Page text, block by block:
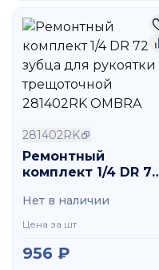
281402RK
Ремонтный
комплект 1/4 DR 72
рукоятки
трещоточной
Нет в наличии
Цена за шт
956 ₽